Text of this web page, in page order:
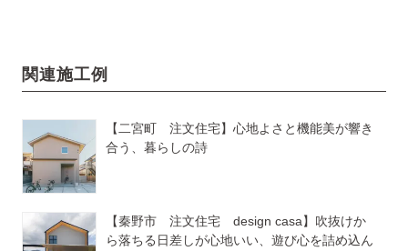
関連施工例
【二宮町 注文住宅】心地よさと機能美が響き
合う、暮らしの詩
【秦野市 注文住宅 design casa】吹抜けか
ら落ちる日差しが心地いい、遊び心を詰め込ん